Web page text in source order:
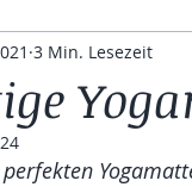
3 Min. Lesezeit